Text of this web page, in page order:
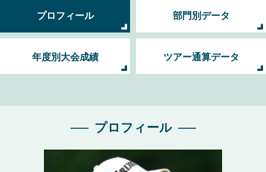
プロフィール 部門別データ
年度別大会成績 ツアー通算データ
プロフィール